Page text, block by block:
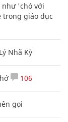
như 'chó với
trong giáo dục
Nhã Kỳ
106
gọi